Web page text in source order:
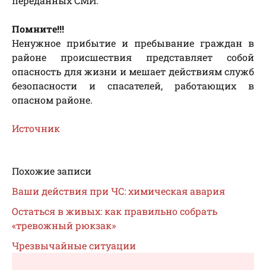
Помните!!!
Ненужное прибытие и пребывание граждан в
районе происшествия представляет собой
опасность для жизни и мешает действиям служб
безопасности и спасателей, работающих в
опасном районе.
Источник
Похожие записи
Ваши действия при ЧС: химическая авария
Остаться в живых: как правильно собрать
«тревожный рюкзак»
Чрезвычайные ситуации